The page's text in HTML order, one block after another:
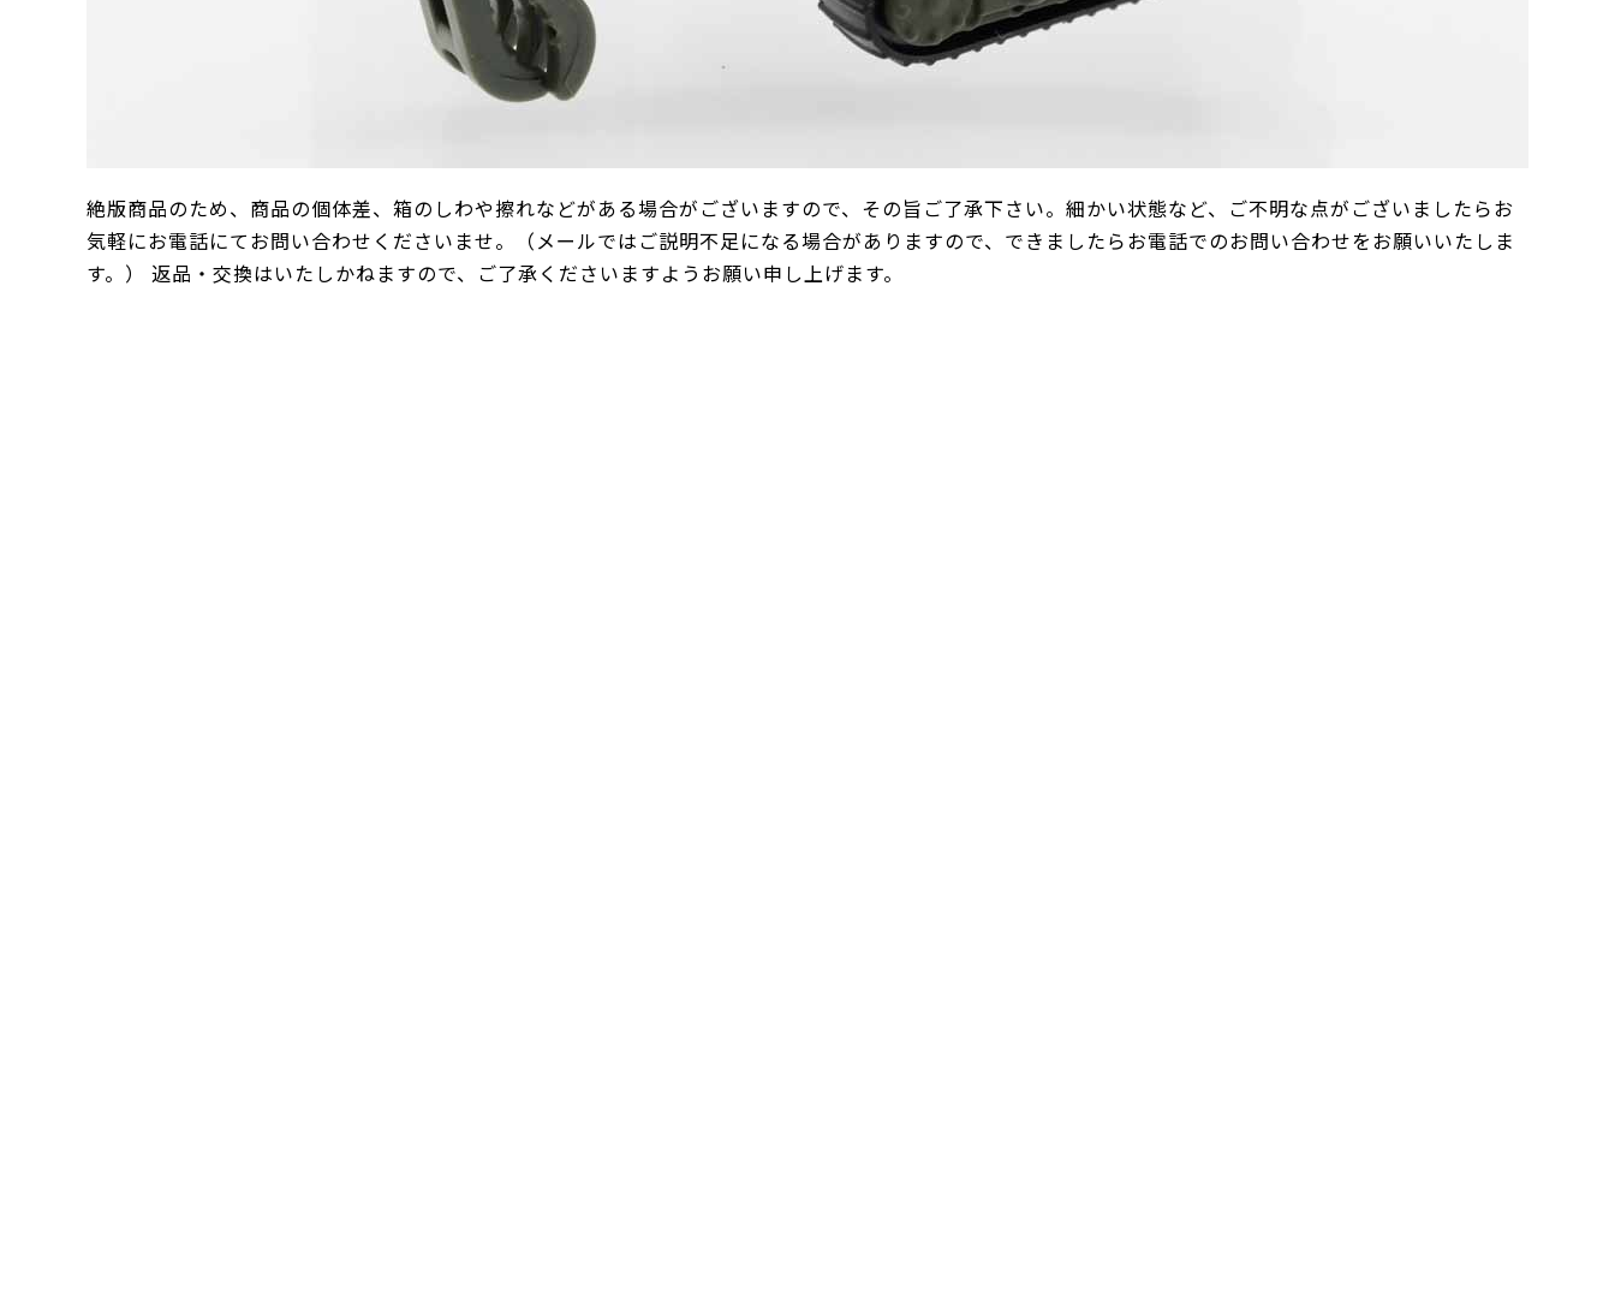
絶版商品のため、商品の個体差、箱のしわや擦れなどがある場合がございますので、その旨ご了承下さい。細かい状態など、ご不明な点がございましたらお
気軽にお電話にてお問い合わせくださいませ。（メールではご説明不足になる場合がありますので、できましたらお電話でのお問い合わせをお願いいたしま
す。） 返品・交換はいたしかねますので、ご了承くださいますようお願い申し上げます。